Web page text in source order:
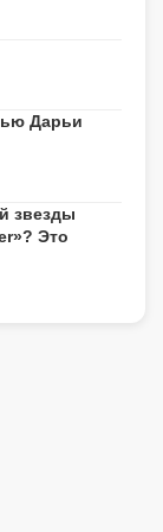
Дарьи
звезды
Это